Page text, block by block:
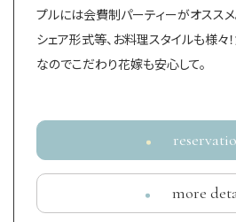
プルには会費制パーティーがオススメ
シェア形式等、お料理スタイルも様
なのでこだわり花嫁も安心して。
more